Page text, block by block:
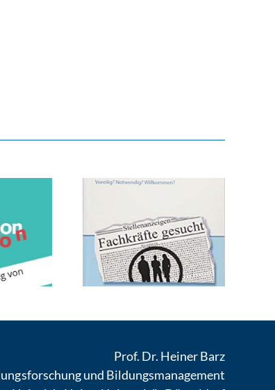
Prof. Dr. Heiner Barz
und Bildungsmanagement